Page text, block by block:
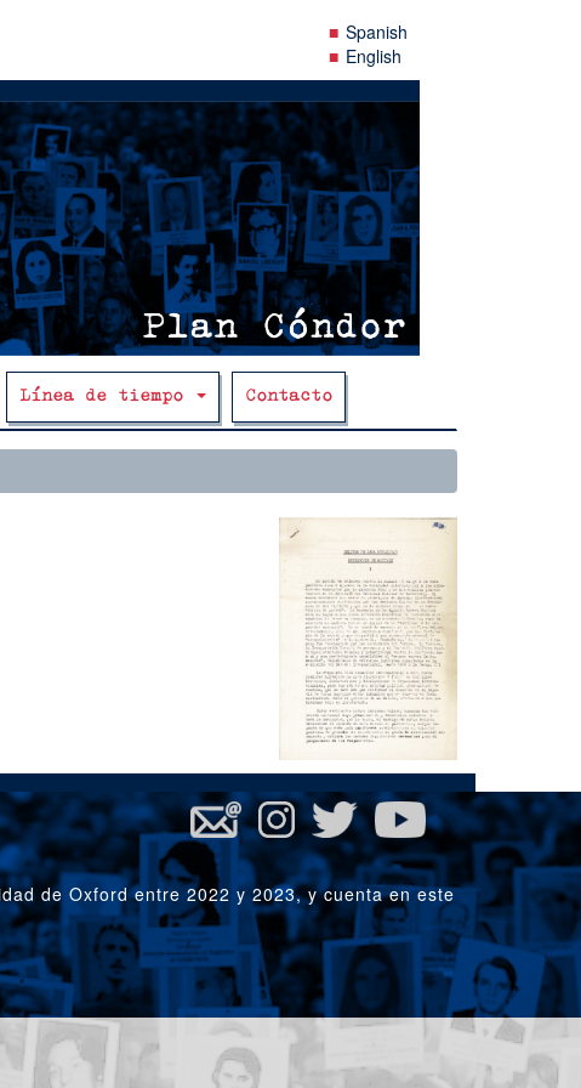
Spanish
English
Línea de tiempo Contacto
de Oxford entre 2022 y 2023, y cuenta en este